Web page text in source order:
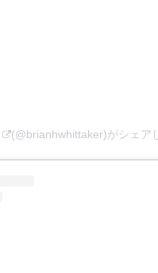
(@brianhwhittaker)がシェアし